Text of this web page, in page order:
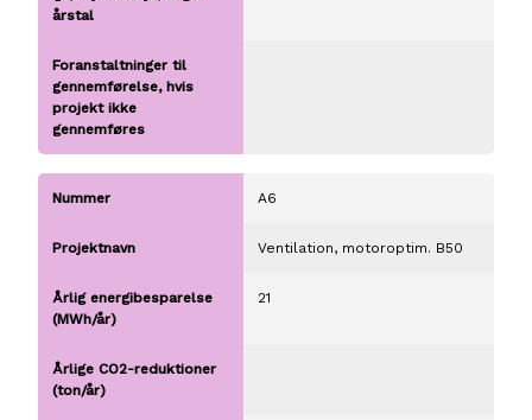
A6
Ventilation, motoroptim. B50
21